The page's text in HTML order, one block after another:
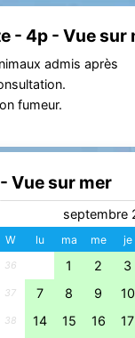
- 4p - Vue sur
admis après
fumeur.
Vue sur mer
septembre
W lu ma me je
36 1 2 3
37 7 8 9 10
38 14 15 16 17